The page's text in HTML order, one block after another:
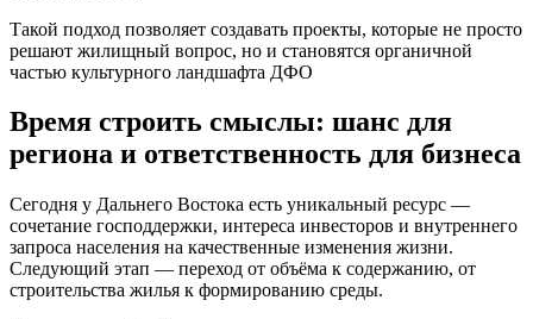
Такой подход позволяет создавать проекты, которые не просто
решают жилищный вопрос, но и становятся органичной
частью культурного ландшафта ДФО
Время строить смыслы: шанс для
региона и ответственность для бизнеса
Сегодня у Дальнего Востока есть уникальный ресурс —
сочетание господдержки, интереса инвесторов и внутреннего
запроса населения на качественные изменения жизни.
Следующий этап — переход от объёма к содержанию, от
строительства жилья к формированию среды.